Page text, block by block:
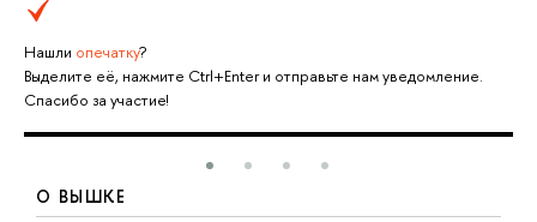
Нашли опечатку?
Выделите её, нажмите Ctrl+Enter и отправьте нам уведомление.
Спасибо за участие!
О ВЫШКЕ